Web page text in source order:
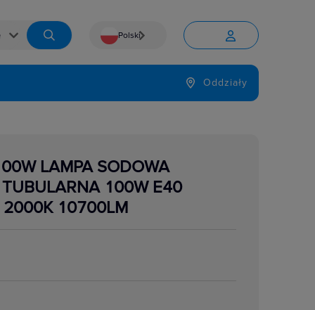
 Polski
Język

Oddziały
LAMPA SODOWA
100W E40
2000K 10700LM